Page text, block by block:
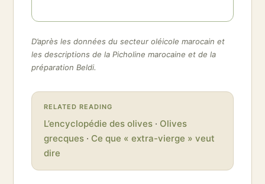
D’après les données du secteur oléicole marocain et
les descriptions de la Picholine marocaine et de la
préparation Beldi.
RELATED READING
L’encyclopédie des olives · Olives
grecques · Ce que « extra-vierge » veut
dire